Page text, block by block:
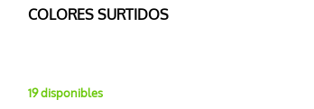
COLORES SURTIDOS
19 disponibles